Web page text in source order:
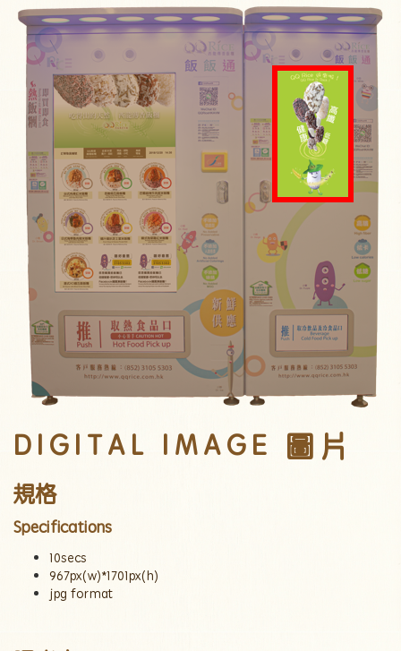
DIGITAL IMAGE 圖片
規格
Specifications
10secs
967px(w)*1701px(h)
jpg format